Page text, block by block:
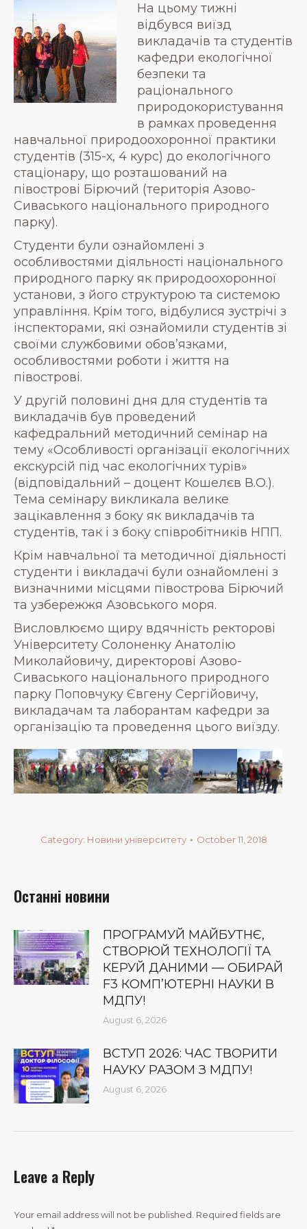
На цьому тижні
відбувся виїзд
викладачів та студентів
кафедри екологічної
безпеки та
раціонального
природокористування
в рамках проведення
навчальної природоохоронної практики
студентів (315-х, 4 курс) до екологічного
стаціонару, що розташований на
півострові Бірючий (територія Азово-
Сиваського національного природного
парку).
Студенти були ознайомлені з
особливостями діяльності національного
природного парку як природоохоронної
установи, з його структурою та системою
управління. Крім того, відбулися зустрічі з
інспекторами, які ознайомили студентів зі
своїми службовими обов’язками,
особливостями роботи і життя на
півострові.
У другій половині дня для студентів та
викладачів був проведений
кафедральний методичний семінар на
тему «Особливості організації екологічних
екскурсій під час екологічних турів»
(відповідальний – доцент Кошелєв В.О.).
Тема семінару викликала велике
зацікавлення з боку як викладачів та
студентів, так і з боку співробітників НПП.
Крім навчальної та методичної діяльності
студенти і викладачі були ознайомлені з
визначними місцями півострова Бірючий
та узбережжя Азовського моря.
Висловлюємо щиру вдячність ректорові
Університету Солоненку Анатолію
Миколайовичу, директорові Азово-
Сиваського національного природного
парку Поповчуку Євгену Сергійовичу,
викладачам та лаборантам кафедри за
організацію та проведення цього виїзду.
Category: Новини університету October 11, 2018
Останні новини
ПРОГРАМУЙ МАЙБУТНЄ,
СТВОРЮЙ ТЕХНОЛОГІЇ ТА
КЕРУЙ ДАНИМИ — ОБИРАЙ
F3 КОМП’ЮТЕРНІ НАУКИ В
МДПУ!
August 6, 2026
ВСТУП 2026: ЧАС ТВОРИТИ
НАУКУ РАЗОМ З МДПУ!
August 6, 2026
Leave a Reply
Your email address will not be published. Required fields are